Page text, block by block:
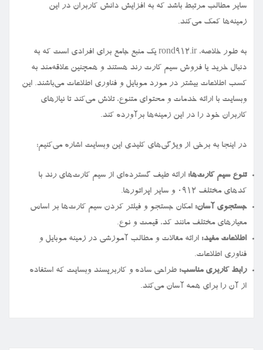
سایر مطالب مرتبط باشد که به افزایش دانش کاربران در این
زمینه‌ها کمک می‌کند.
به طور خلاصه، rond912.ir یک منبع جامع برای افرادی است که به
دنبال خرید یا فروش سیم کارت رند هستند و همچنین علاقه‌مند به
کسب اطلاعات بیشتر در مورد موبایل و فناوری اطلاعات می‌باشند. این
وبسایت با ارائه خدمات و محتوای متنوع، تلاش می‌کند تا نیازهای
کاربران خود را در این زمینه‌ها برآورده کند.
در اینجا به برخی از ویژگی‌های کلیدی این وبسایت اشاره می‌کنیم:
تنوع سیم کارت‌ها: ارائه طیف گسترده‌ای از سیم کارت‌های رند با
کدهای مختلف ۰۹۱۲ و سایر اپراتورها.
جستجوی آسان: امکان جستجو و فیلتر کردن سیم کارت‌ها بر اساس
معیارهای مختلف مانند کد، قیمت و نوع.
اطلاعات مفید: ارائه مقالات و مطالب آموزشی در زمینه موبایل و
فناوری اطلاعات.
رابط کاربری مناسب: طراحی ساده و کاربرپسند وبسایت که استفاده
از آن را برای همه آسان می‌کند.